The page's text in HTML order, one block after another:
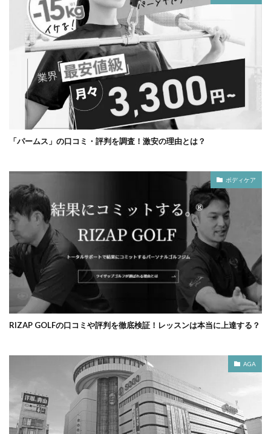
「パームス」の口コミ・評判を調査！激安の理由とは？
ボディケア
RIZAP GOLFの口コミや評判を徹底検証！レッスンは本当に上達する？
AGA